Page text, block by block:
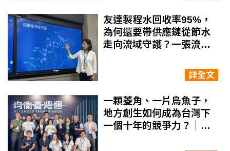
友達製程水回收率95%，
為何還要帶供應鏈從節水
走向流域守護？一張流域
詳全文
一顆菱角、一片烏魚子，
地方創生如何成為台灣下
一個十年的競爭力？｜